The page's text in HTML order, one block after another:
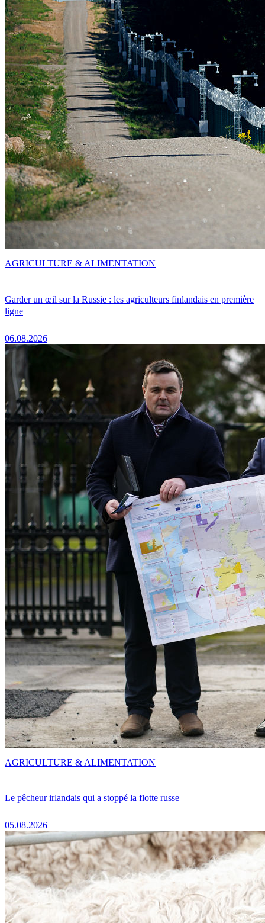
Garder un œil sur la Russie : les agriculteurs finlandais en première
ligne
06.08.2026
AGRICULTURE & ALIMENTATION
Le pêcheur irlandais qui a stoppé la flotte russe
05.08.2026
AGRICULTURE & ALIMENTATION